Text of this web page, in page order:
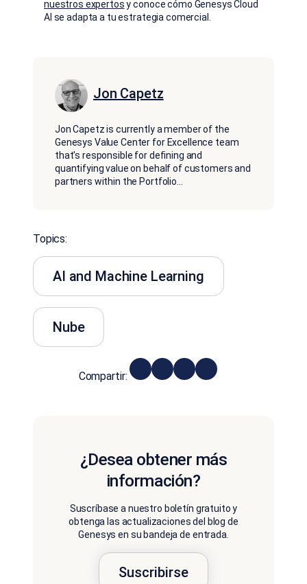
nuestros expertosy conoce cómo Genesys Cloud
AI se adapta a tu estrategia comercial.
Jon Capetz
Jon Capetz is currently a member of the
Genesys Value Center for Excellence team
that's responsible for defining and
quantifying value on behalf of customers and
partners within the Portfolio...
Topics:
AI and Machine Learning
Nube
Compartir:
¿Desea obtener más
información?
Suscríbase a nuestro boletín gratuito y
obtenga las actualizaciones del blog de
Genesys en su bandeja de entrada.